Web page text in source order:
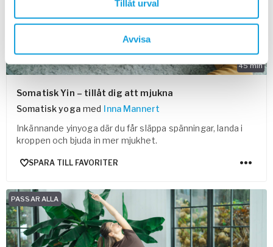
Tillåt urval
Avvisa
45min
Somatisk Yin – tillåt dig att mjukna
Somatisk yoga med Inna Mannert
Inkännande yinyoga där du får släppa spänningar, landa i
kroppen och bjuda in mer mjukhet.
SPARA TILL FAVORITER
PASSAR ALLA